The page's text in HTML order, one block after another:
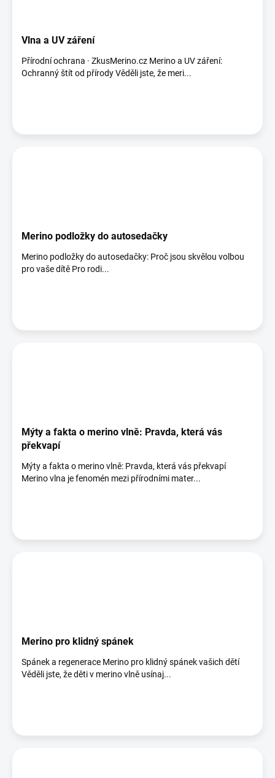
Vlna a UV záření
Přírodní ochrana · ZkusMerino.cz Merino a UV záření:
Ochranný štít od přírody Věděli jste, že meri...
Merino podložky do autosedačky
Merino podložky do autosedačky: Proč jsou skvělou volbou
pro vaše dítě Pro rodi...
Mýty a fakta o merino vlně: Pravda, která vás
překvapí
Mýty a fakta o merino vlně: Pravda, která vás překvapí
Merino vlna je fenomén mezi přírodními mater...
Merino pro klidný spánek
Spánek a regenerace Merino pro klidný spánek vašich dětí
Věděli jste, že děti v merino vlně usínaj...